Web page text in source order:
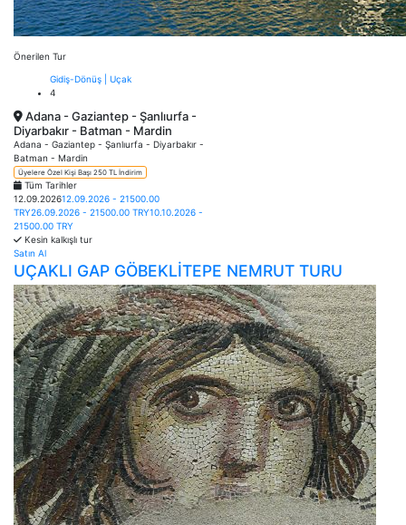
Önerilen Tur
Gidiş-Dönüş | Uçak
4
Adana - Gaziantep - Şanlıurfa -
Diyarbakır - Batman - Mardin
Adana - Gaziantep - Şanlıurfa - Diyarbakır -
Batman - Mardin
Üyelere Özel Kişi Başı 250 TL İndirim
Tüm Tarihler
12.09.202612.09.2026 - 21500.00
TRY26.09.2026 - 21500.00 TRY10.10.2026 -
21500.00 TRY
Kesin kalkışlı tur
Satın Al
UÇAKLI GAP GÖBEKLİTEPE NEMRUT TURU